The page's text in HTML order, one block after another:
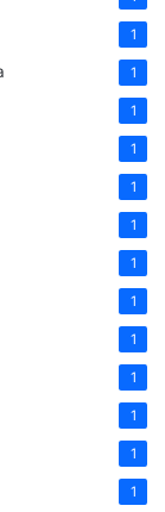
1
1
1
1
1
1
1
1
1
1
1
1
1